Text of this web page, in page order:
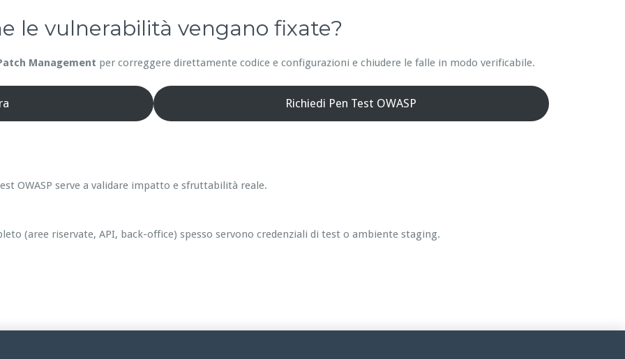
le vulnerabilità vengano fixate?
Management per correggere direttamente codice e configurazioni e chiudere le falle in modo verificabile.
Richiedi Pen Test OWASP
OWASP serve a validare impatto e sfruttabilità reale.
(aree riservate, API, back-office) spesso servono credenziali di test o ambiente staging.